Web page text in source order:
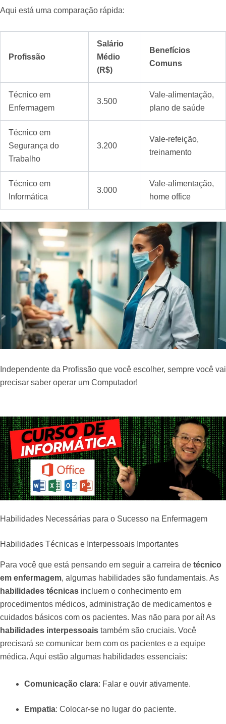
Aqui está uma comparação rápida:
Profissão
Salário
Médio
(R$)
Benefícios
Comuns
Técnico em
Enfermagem
3.500
Vale-alimentação,
plano de saúde
Técnico em
Segurança do
Trabalho
3.200
Vale-refeição,
treinamento
Técnico em
Informática
3.000
Vale-alimentação,
home office
Independente da Profissão que você escolher, sempre você vai
precisar saber operar um Computador!
Habilidades Necessárias para o Sucesso na Enfermagem
Habilidades Técnicas e Interpessoais Importantes
Para você que está pensando em seguir a carreira de técnico
em enfermagem, algumas habilidades são fundamentais. As
habilidades técnicas incluem o conhecimento em
procedimentos médicos, administração de medicamentos e
cuidados básicos com os pacientes. Mas não para por aí! As
habilidades interpessoais também são cruciais. Você
precisará se comunicar bem com os pacientes e a equipe
médica. Aqui estão algumas habilidades essenciais:
Comunicação clara: Falar e ouvir ativamente.
Empatia: Colocar-se no lugar do paciente.